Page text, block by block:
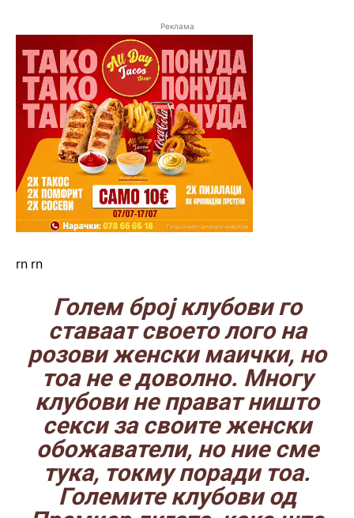
Реклама
rn rn
Голем број клубовиго
ставаат своето лого на
розови женски маички, но
тоа не е доволно. Многу
клубови не прават ништо
секси за своите женски
обожаватели, но ние сме
тука, токму поради тоа.
Големите клубови од